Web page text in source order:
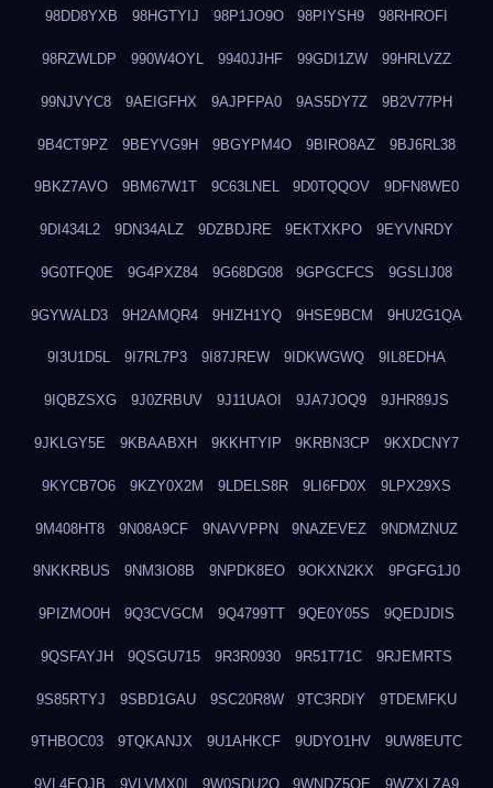
98DD8YXB 98HGTYIJ 98P1JO9O 98PIYSH9 98RHROFI
98RZWLDP 990W4OYL 9940JJHF 99GDI1ZW 99HRLVZZ
99NJVYC8 9AEIGFHX 9AJPFPA0 9AS5DY7Z 9B2V77PH
9B4CT9PZ 9BEYVG9H 9BGYPM4O 9BIRO8AZ 9BJ6RL38
9BKZ7AVO 9BM67W1T 9C63LNEL 9D0TQQOV 9DFN8WE0
9DI434L2 9DN34ALZ 9DZBDJRE 9EKTXKPO 9EYVNRDY
9G0TFQ0E 9G4PXZ84 9G68DG08 9GPGCFCS 9GSLIJ08
9GYWALD3 9H2AMQR4 9HIZH1YQ 9HSE9BCM 9HU2G1QA
9I3U1D5L 9I7RL7P3 9I87JREW 9IDKWGWQ 9IL8EDHA
9IQBZSXG 9J0ZRBUV 9J11UAOI 9JA7JOQ9 9JHR89JS
9JKLGY5E 9KBAABXH 9KKHTYIP 9KRBN3CP 9KXDCNY7
9KYCB7O6 9KZY0X2M 9LDELS8R 9LI6FD0X 9LPX29XS
9M408HT8 9N08A9CF 9NAVVPPN 9NAZEVEZ 9NDMZNUZ
9NKKRBUS 9NM3IO8B 9NPDK8EO 9OKXN2KX 9PGFG1J0
9PIZMO0H 9Q3CVGCM 9Q4799TT 9QE0Y05S 9QEDJDIS
9QSFAYJH 9QSGU715 9R3R0930 9R51T71C 9RJEMRTS
9S85RTYJ 9SBD1GAU 9SC20R8W 9TC3RDIY 9TDEMFKU
9THBOC03 9TQKANJX 9U1AHKCF 9UDYO1HV 9UW8EUTC
9VL4EOJB 9VLVMX0I 9W0SDU2O 9WNDZ5OE 9WZXLZA9